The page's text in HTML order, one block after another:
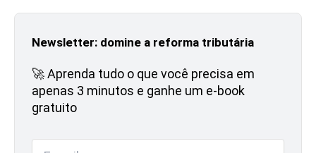
Newsletter: domine a reforma tributária
🚀 Aprenda tudo o que você precisa em
apenas 3 minutos e ganhe um e-book
gratuito